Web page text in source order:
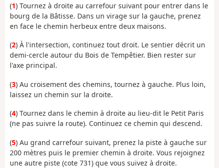
(1) Tournez à droite au carrefour suivant pour entrer dans le
bourg de la Bâtisse. Dans un virage sur la gauche, prenez
en face le chemin herbeux entre deux maisons.
(2) À l'intersection, continuez tout droit. Le sentier décrit un
demi-cercle autour du Bois de Tempêtier. Bien rester sur
l'axe principal.
(3) Au croisement des chemins, tournez à gauche. Plus loin,
laissez un chemin sur la droite.
(4) Tournez dans le chemin à droite au lieu-dit le Petit Paris
(ne pas suivre la route). Continuez ce chemin qui descend.
(5) Au grand carrefour suivant, prenez la piste à gauche sur
200 mètres puis le premier chemin à droite. Vous rejoignez
une autre piste (cote 731) que vous suivez à droite.